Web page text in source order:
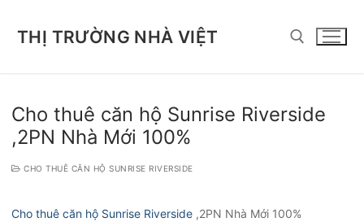
THỊ TRƯỜNG NHÀ VIỆT
Cho thuê căn hộ Sunrise Riverside
,2PN Nhà Mới 100%
CHO THUÊ CĂN HỘ SUNRISE RIVERSIDE
Cho thuê căn hộ Sunrise Riverside ,2PN Nhà Mới 100%